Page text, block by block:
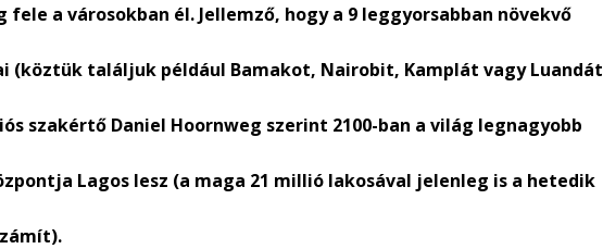
fele a városokban él. Jellemző, hogy a 9 leggyorsabban növekvő
(köztük találjuk például Bamakot, Nairobit, Kamplát vagy Luandát
szakértő Daniel Hoornweg szerint 2100-ban a világ legnagyobb
Lagos lesz (a maga 21 millió lakosával jelenleg is a hetedik